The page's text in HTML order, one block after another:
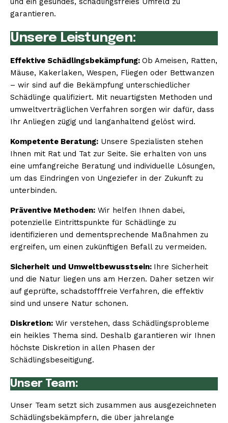
garantieren.
Unsere Leistungen:
Effektive Schädlingsbekämpfung: Ob Ameisen, Ratten,
Mäuse, Kakerlaken, Wespen, Fliegen oder Bettwanzen
– wir sind auf die Bekämpfung unterschiedlicher
Schädlinge qualifiziert. Mit neuartigsten Methoden und
umweltverträglichen Verfahren sorgen wir dafür, dass
Ihr Anliegen zügig und langanhaltend gelöst wird.
Kompetente Beratung: Unsere Spezialisten stehen
Ihnen mit Rat und Tat zur Seite. Sie erhalten von uns
eine umfangreiche Beratung und individuelle Lösungen,
um das Eindringen von Ungeziefer in der Zukunft zu
unterbinden.
Präventive Methoden: Wir helfen Ihnen dabei,
potenzielle Eintrittspunkte für Schädlinge zu
identifizieren und dementsprechende Maßnahmen zu
ergreifen, um einen zukünftigen Befall zu vermeiden.
Sicherheit und Umweltbewusstsein: Ihre Sicherheit
und die Natur liegen uns am Herzen. Daher setzen wir
auf geprüfte, schadstofffreie Verfahren, die effektiv
sind und unsere Natur schonen.
Diskretion: Wir verstehen, dass Schädlingsprobleme
ein heikles Thema sind. Deshalb garantieren wir Ihnen
höchste Diskretion in allen Phasen der
Schädlingsbeseitigung.
Unser Team:
Unser Team setzt sich zusammen aus ausgezeichneten
Schädlingsbekämpfern, die über jahrelange